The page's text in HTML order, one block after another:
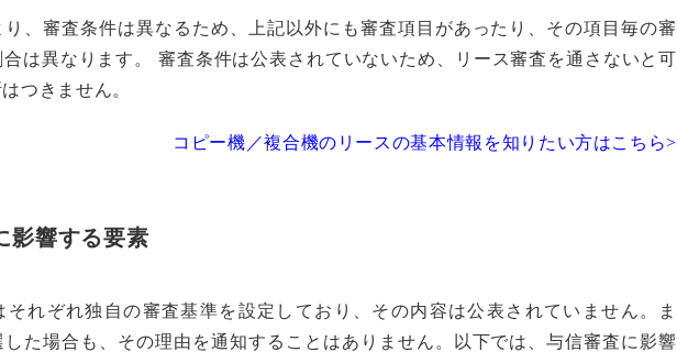
り、審査条件は異なるため、上記以外にも審査項目があったり、その項目毎の審
は異なります。 審査条件は公表されていないため、リース審査を通さないと可
つきません。
コピー機／複合機のリースの基本情報を知りたい方はこちら>
影響する要素
それぞれ独自の審査基準を設定しており、その内容は公表されていません。ま
した場合も、その理由を通知することはありません。以下では、与信審査に影響